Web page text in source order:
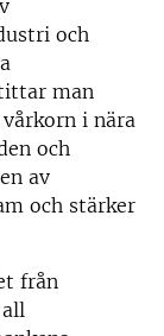
och
man
i nära
och
av
och stärker
från